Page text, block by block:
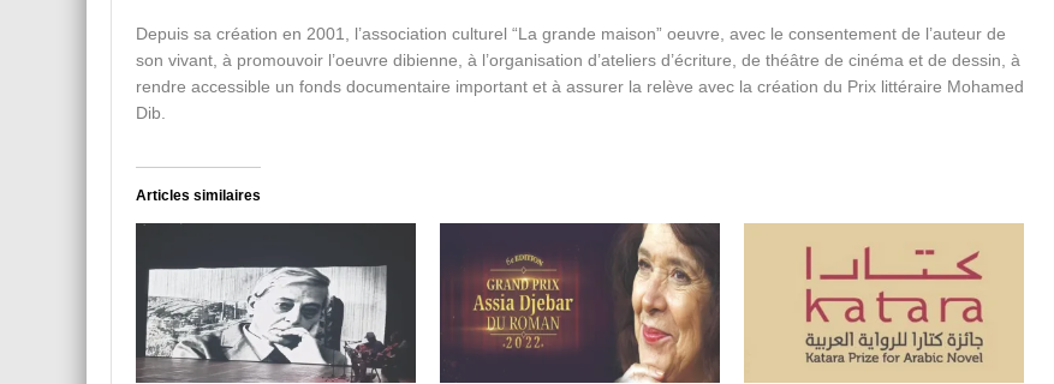
Depuis sa création en 2001, l’association culturel “La grande maison” oeuvre, avec le consentement de l’auteur de
son vivant, à promouvoir l’oeuvre dibienne, à l’organisation d’ateliers d’écriture, de théâtre de cinéma et de dessin, à
rendre accessible un fonds documentaire important et à assurer la relève avec la création du Prix littéraire Mohamed
Dib.
Articles similaires